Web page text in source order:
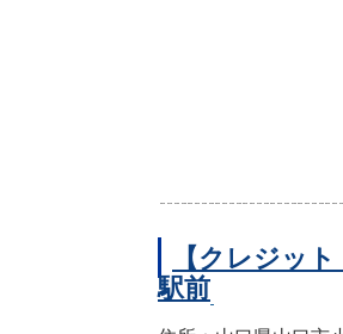
【クレジッ
駅前